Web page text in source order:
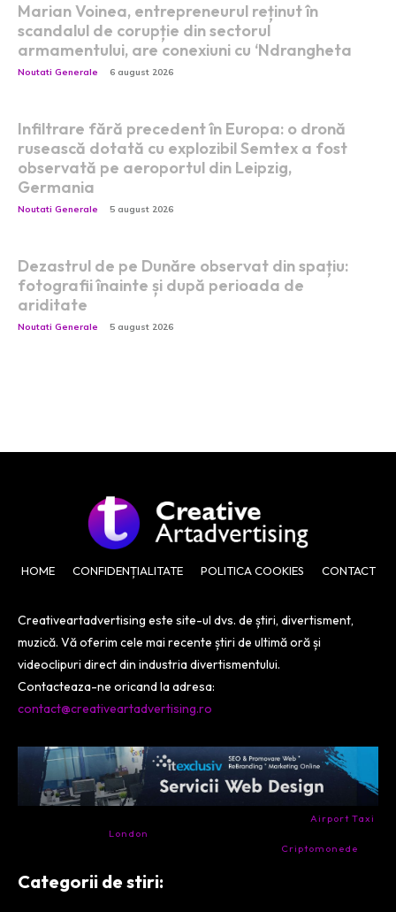
Marian Voinea, entrepreneurul reținut în
scandalul de corupție din sectorul
armamentului, are conexiuni cu ‘Ndrangheta
Noutati Generale 6 august 2026
Infiltrare fără precedent în Europa: o dronă
rusească dotată cu explozibil Semtex a fost
observată pe aeroportul din Leipzig,
Germania
Noutati Generale 5 august 2026
Dezastrul de pe Dunăre observat din spațiu:
fotografii înainte și după perioada de
ariditate
Noutati Generale 5 august 2026
HOME CONFIDENȚIALITATE POLITICA COOKIES CONTACT
Creativeartadvertising este site-ul dvs. de știri, divertisment,
muzică. Vă oferim cele mai recente știri de ultimă oră și
videoclipuri direct din industria divertismentului.
Contacteaza-ne oricand la adresa:
contact@creativeartadvertising.ro
Airport Taxi
London
Criptomonede
Categorii de stiri: